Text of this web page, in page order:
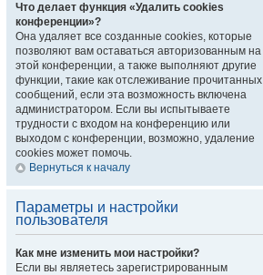
Что делает функция «Удалить cookies
конференции»?
Она удаляет все созданные cookies, которые
позволяют вам оставаться авторизованным на
этой конференции, а также выполняют другие
функции, такие как отслеживание прочитанных
сообщений, если эта возможность включена
администратором. Если вы испытываете
трудности с входом на конференцию или
выходом с конференции, возможно, удаление
cookies может помочь.
Вернуться к началу
Параметры и настройки
пользователя
Как мне изменить мои настройки?
Если вы являетесь зарегистрированным